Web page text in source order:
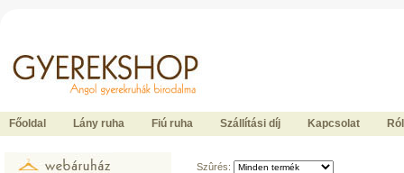
Főoldal Lány ruha Fiú ruha Szállítási díj Kapcsolat
Szûrés: